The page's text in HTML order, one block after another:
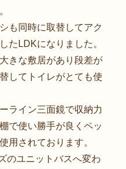
も同時に取替してアク
たLDKになりました。
きな敷居があり段差が
してトイレがとても使
ライン三面鏡で収納力
で使い勝手が良くペッ
用されております。
のユニットバスへ変わ